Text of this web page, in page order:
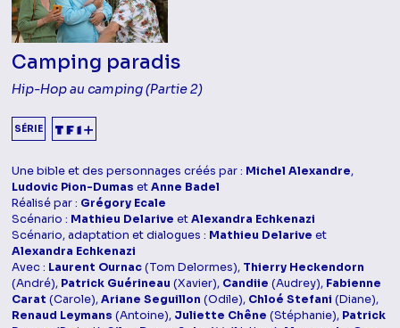
Camping paradis
Hip-Hop au camping (Partie 2)
SÉRIE
Une bible et des personnages créés par : Michel Alexandre,
Ludovic Pion-Dumas etAnne Badel
Réalisé par : Grégory Ecale
Scénario : Mathieu Delarive etAlexandra Echkenazi
Scénario, adaptation et dialogues : Mathieu Delarive et
Alexandra Echkenazi
Avec : Laurent Ournac(Tom Delormes), Thierry Heckendorn
(André), Patrick Guérineau (Xavier), Candiie (Audrey), Fabienne
Carat (Carole),Ariane Seguillon (Odile), Chloé Stefani (Diane),
Renaud Leymans (Antoine), Juliette Chêne (Stéphanie), Patrick